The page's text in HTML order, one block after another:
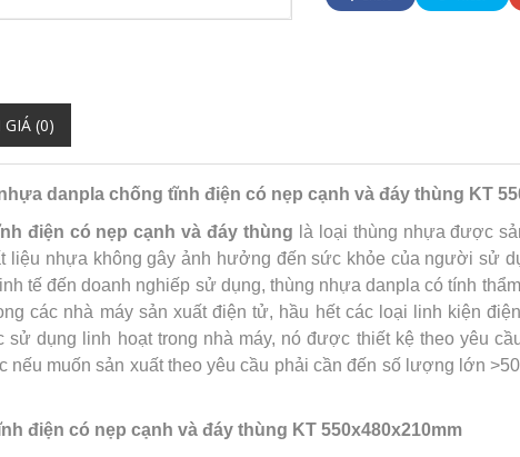
(0)
danpla chống tĩnh điện có nẹp cạnh và đáy thùng KT
điện có nẹp cạnh và đáy thùng là loại thùng nhựa được
liệu nhựa không gây ảnh hưởng đến sức khỏe của người sử
tế đến doanh nghiếp sử dụng, thùng nhựa danpla có tính
các nhà máy sản xuất điện tử, hầu hết các loại linh kiện
sử dụng linh hoạt trong nhà máy, nó được thiết kệ theo yêu
nếu muốn sản xuất theo yêu cầu phải cần đến số lượng lớn
điện có nẹp cạnh và đáy thùng KT 550x480x210mm